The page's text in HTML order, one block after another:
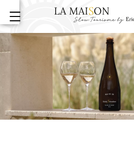
Humberger Toggle Menu